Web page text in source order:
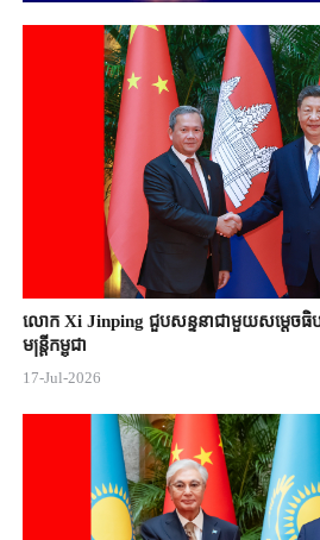
លោក Xi Jinping ជួបសន្ទនាជាមួយសម្តេចធិ
មន្ត្រីកម្ពុជា
17-Jul-2026